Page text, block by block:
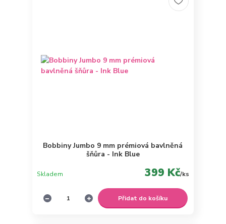
Bobbiny Jumbo 9 mm prémiová bavlněná
šňůra - Ink Blue
399 Kč/ks
Skladem
Přidat do košíku